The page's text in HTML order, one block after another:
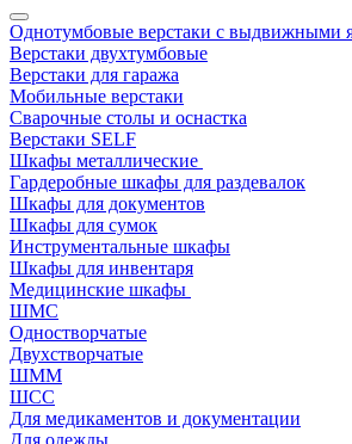
Однотумбовые верстаки с выдвижными
Верстаки двухтумбовые
Верстаки для гаража
Мобильные верстаки
Сварочные столы и оснастка
Верстаки SELF
Шкафы металлические
Гардеробные шкафы для раздевалок
Шкафы для документов
Шкафы для сумок
Инструментальные шкафы
Шкафы для инвентаря
Медицинские шкафы
ШМС
Одностворчатые
Двухстворчатые
ШММ
ШСС
Для медикаментов и документации
Для одежды